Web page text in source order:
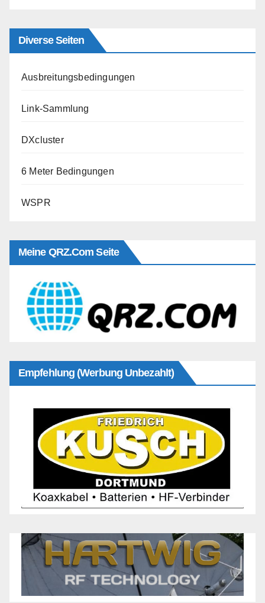
Diverse Seiten
Ausbreitungsbedingungen
Link-Sammlung
DXcluster
6 Meter Bedingungen
WSPR
Meine QRZ.com Seite
Empfehlung (Werbung Unbezahlt)